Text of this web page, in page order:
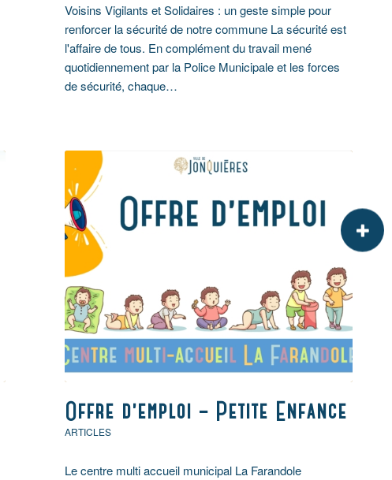
Voisins Vigilants et Solidaires : un geste simple pour
renforcer la sécurité de notre commune La sécurité est
l'affaire de tous. En complément du travail mené
quotidiennement par la Police Municipale et les forces
de sécurité, chaque…
Offre d’emploi – Petite Enfance
ARTICLES
Le centre multi accueil municipal La Farandole